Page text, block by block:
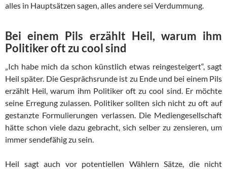
alles in Hauptsätzen sagen, alles andere sei Verdummung.
Bei einem Pils erzählt Heil, warum ihm
Politiker oft zu cool sind
„Ich habe mich da schon künstlich etwas reingesteigert“, sagt
Heil später. Die Gesprächsrunde ist zu Ende und bei einem Pils
erzählt Heil, warum ihm Politiker oft zu cool sind. Er möchte
seine Erregung zulassen. Politiker sollten sich nicht zu oft auf
gestanzte Formulierungen verlassen. Die Mediengesellschaft
hätte schon viele dazu gebracht, sich selber zu zensieren, um
immer sendefähig zu sein.
Heil sagt auch vor potentiellen Wählern Sätze, die nicht